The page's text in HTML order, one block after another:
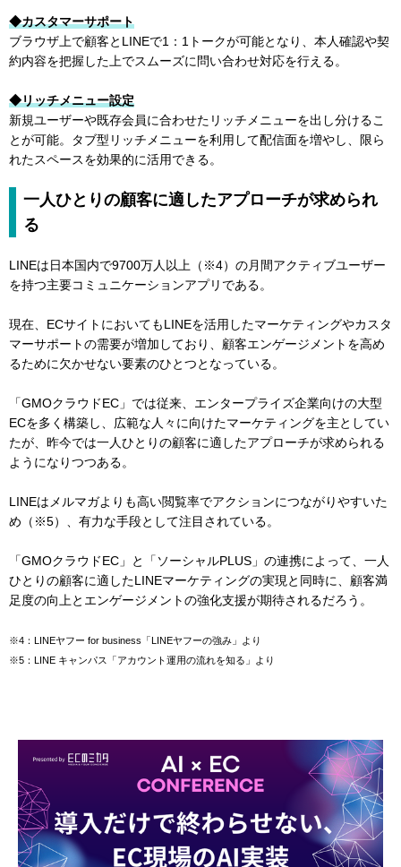
◆カスタマーサポート
ブラウザ上で顧客とLINEで1：1トークが可能となり、本人確認や契
約内容を把握した上でスムーズに問い合わせ対応を行える。
◆リッチメニュー設定
新規ユーザーや既存会員に合わせたリッチメニューを出し分けるこ
とが可能。タブ型リッチメニューを利用して配信面を増やし、限ら
れたスペースを効果的に活用できる。
一人ひとりの顧客に適したアプローチが求められ
る
LINEは日本国内で9700万人以上（※4）の月間アクティブユーザー
を持つ主要コミュニケーションアプリである。
現在、ECサイトにおいてもLINEを活用したマーケティングやカスタ
マーサポートの需要が増加しており、顧客エンゲージメントを高め
るために欠かせない要素のひとつとなっている。
「GMOクラウドEC」では従来、エンタープライズ企業向けの大型
ECを多く構築し、広範な人々に向けたマーケティングを主としてい
たが、昨今では一人ひとりの顧客に適したアプローチが求められる
ようになりつつある。
LINEはメルマガよりも高い閲覧率でアクションにつながりやすいた
め（※5）、有力な手段として注目されている。
「GMOクラウドEC」と「ソーシャルPLUS」の連携によって、一人
ひとりの顧客に適したLINEマーケティングの実現と同時に、顧客満
足度の向上とエンゲージメントの強化支援が期待されるだろう。
※4：LINEヤフー for business「LINEヤフーの強み」より
※5：LINE キャンパス「アカウント運用の流れを知る」より